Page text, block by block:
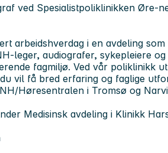
ved Spesialistpoliklinikken
arbeidshverdag i en avdeling som
leger, audiografer, sykepleiere
fagmiljø. Ved vår poliklinikk
vil få bred erfaring og faglige
Høresentralen i Tromsø og
Medisinsk avdeling i Klinikk